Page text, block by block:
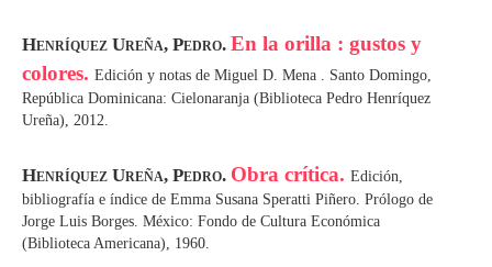
Henríquez Ureña, Pedro. En la orilla : gustos y
colores. Edición y notas de Miguel D. Mena . Santo Domingo,
República Dominicana: Cielonaranja (Biblioteca Pedro Henríquez
Ureña), 2012.
Henríquez Ureña, Pedro. Obra crítica. Edición,
bibliografía e índice de Emma Susana Speratti Piñero. Prólogo de
Jorge Luis Borges. México: Fondo de Cultura Económica
(Biblioteca Americana), 1960.